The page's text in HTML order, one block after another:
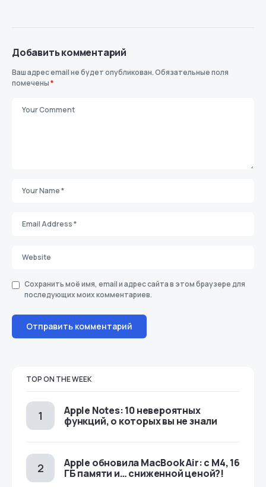
Добавить комментарий
Ваш адрес email не будет опубликован.Обязательные поля
помечены*
Сохранить моё имя, email и адрес сайта в этом браузере для
последующих моих комментариев.
TOP ON THE WEEK
Apple Notes: 10 невероятных
функций, о которых вы не знали
Apple обновила MacBook Air: с M4, 16
ГБ памяти и… сниженной ценой?!